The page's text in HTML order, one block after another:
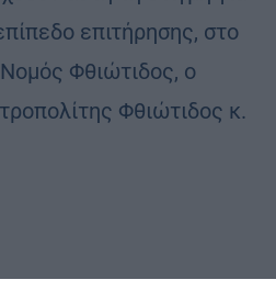
επιτήρησης, στο
Φθιώτιδος, ο
Φθιώτιδος κ.